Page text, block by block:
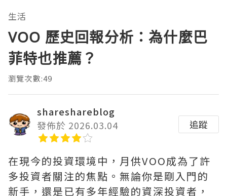
生活
VOO 歷史回報分析：為什麼巴
菲特也推薦？
瀏覽次數:49
shareshareblog
發佈於 2026.03.04
追蹤
在現今的投資環境中，月供VOO成為了許
多投資者關注的焦點。無論你是剛入門的
新手，還是已有多年經驗的資深投資者，